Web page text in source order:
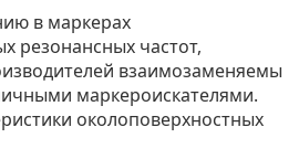
в маркерах
резонансных частот,
взаимозаменяемы
маркероискателями.
околоповерхностных